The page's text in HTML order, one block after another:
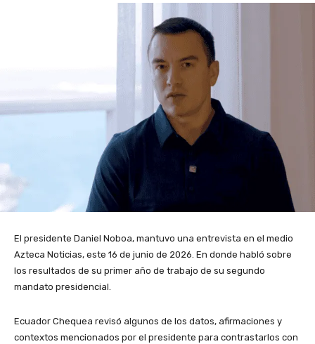
El presidente Daniel Noboa, mantuvo una entrevista en el medio
Azteca Noticias, este 16 de junio de 2026. En donde habló sobre
los resultados de su primer año de trabajo de su segundo
mandato presidencial.
Ecuador Chequea revisó algunos de los datos, afirmaciones y
contextos mencionados por el presidente para contrastarlos con